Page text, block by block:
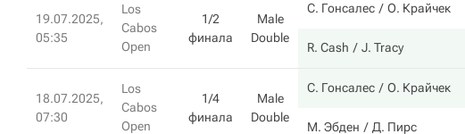
19.07.2025,
05:35
Los
Cabos
Open
1/2
финала
Male
Double
С. Гонсалес О. Крайчек
R. Cash J. Tracy
18.07.2025,
07:30
Los
Cabos
Open
1/4
финала
Male
Double
С. Гонсалес О. Крайчек
М. Эбден Д. Пирс